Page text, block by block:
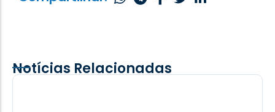
Notícias Relacionadas